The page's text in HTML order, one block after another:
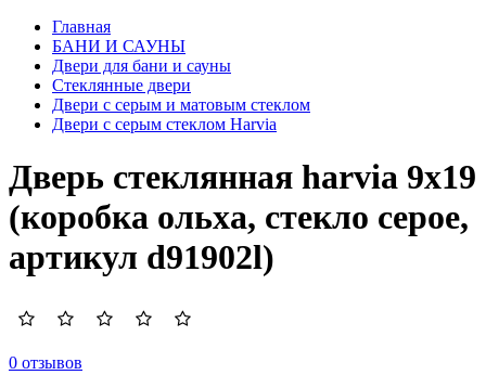
Главная
БАНИ И САУНЫ
Двери для бани и сауны
Стеклянные двери
Двери с серым и матовым стеклом
Двери с серым стеклом Harvia
Дверь стеклянная harvia 9х19
(коробка ольха, стекло серое,
артикул d91902l)
0 отзывов